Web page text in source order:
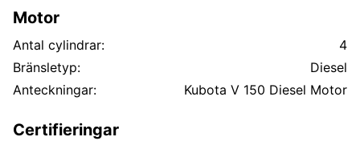
Motor
Antal cylindrar:
4
Bränsletyp:
Diesel
Anteckningar:
Kubota V 150 Diesel Motor
Certifieringar